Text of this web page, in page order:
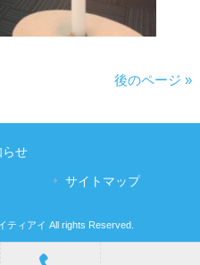
後のページ »
らせ
サイトマップ
ティアイ All rights Reserved.